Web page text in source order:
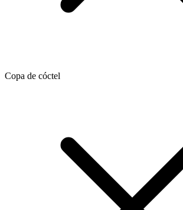
Copa de cóctel